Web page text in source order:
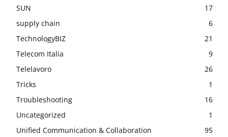
SUN
17
supply chain
6
TechnologyBIZ
21
Telecom Italia
9
Telelavoro
26
Tricks
1
Troubleshooting
16
Uncategorized
1
Unified Communication & Collaboration
95